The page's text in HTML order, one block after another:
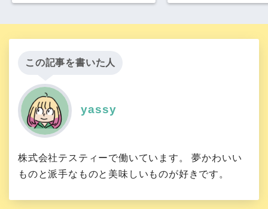
この記事を書いた人
yassy
株式会社テスティーで働いています。 夢かわいい
ものと派手なものと美味しいものが好きです。